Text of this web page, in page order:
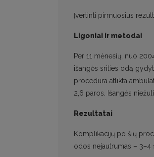
Įvertinti pirmuosius
Ligoniai ir metodai
Per 11 mėnesių, nuo
išangės srities odą
procedūra atlikta
2,6 paros. Išangės
Rezultatai
Komplikacijų po šių
odos nejautrumas – 3–4